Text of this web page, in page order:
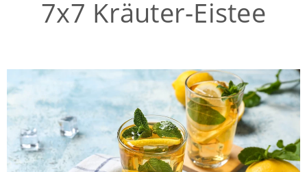
7x7 Kräuter-Eistee